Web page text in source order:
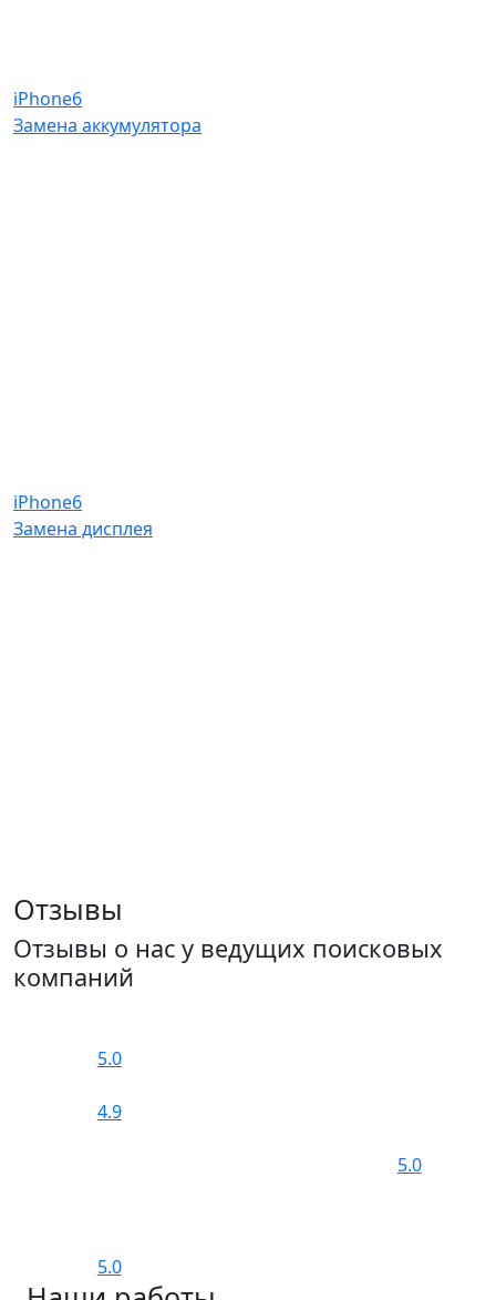
iPhone6
Замена аккумулятора
iPhone6
Замена дисплея
Отзывы
Отзывы о нас у ведущих поисковых
компаний
5.0
4.9
5.0
5.0